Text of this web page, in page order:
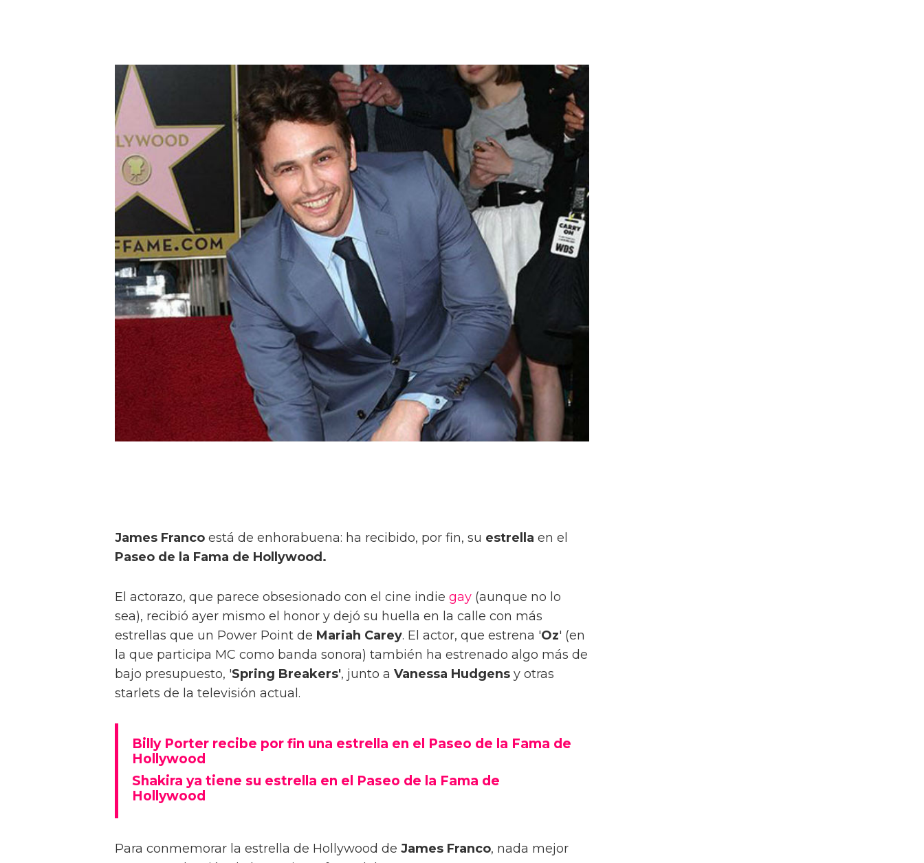
James Franco está de enhorabuena: ha recibido, por fin, su estrella en el
Paseo de la Fama de Hollywood.
El actorazo, que parece obsesionado con el cine indie gay (aunque no lo
sea), recibió ayer mismo el honor y dejó su huella en la calle con más
estrellas que un Power Point de Mariah Carey. El actor, que estrena 'Oz' (en
la que participa MC como banda sonora) también ha estrenado algo más de
bajo presupuesto, 'Spring Breakers', junto a Vanessa Hudgens y otras
starlets de la televisión actual.
Billy Porter recibe por fin una estrella en el Paseo de la Fama de
Hollywood
Shakira ya tiene su estrella en el Paseo de la Fama de
Hollywood
Para conmemorar la estrella de Hollywood de James Franco, nada mejor